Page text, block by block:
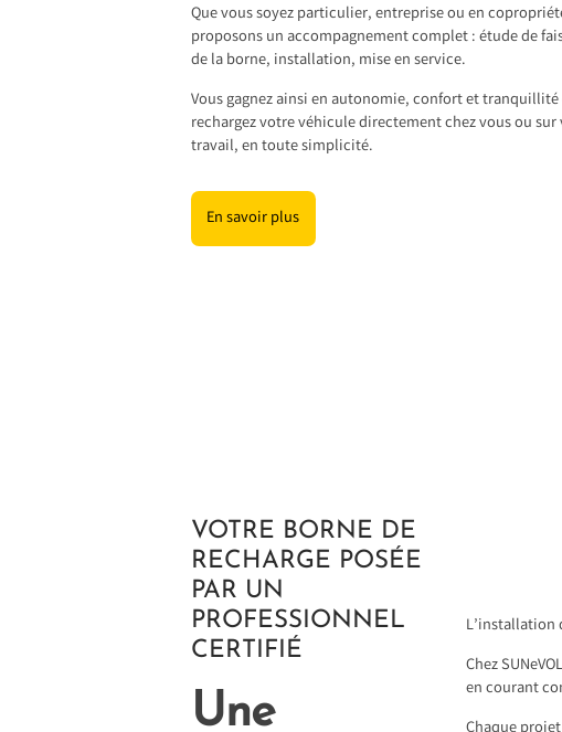
Que vous soyez particulier, entreprise ou en
proposons un accompagnement complet : étude de
de la borne, installation, mise en service.
Vous gagnez ainsi en autonomie, confort et tranquillité
rechargez votre véhicule directement chez vous ou
travail, en toute simplicité.
En savoir plus
VOTRE BORNE DE
RECHARGE POSÉE
PAR UN
PROFESSIONNEL
CERTIFIÉ
Une
L’installation
Chez
en courant